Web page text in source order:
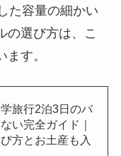
た容量の細かい
の選び方は、こ
す。
旅行2泊3日のバ
い完全ガイド｜
方とお土産も入